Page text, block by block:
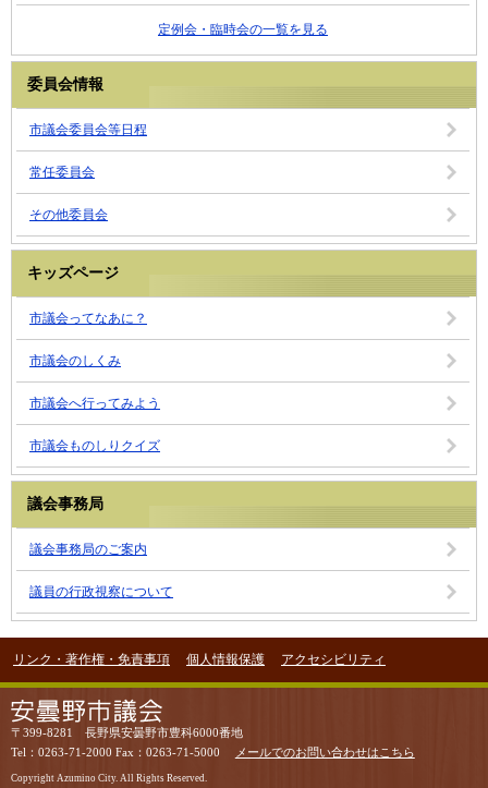
定例会・臨時会の一覧を見る
委員会情報
市議会委員会等日程
常任委員会
その他委員会
キッズページ
市議会ってなあに？
市議会のしくみ
市議会へ行ってみよう
市議会ものしりクイズ
議会事務局
議会事務局のご案内
議員の行政視察について
リンク・著作権・免責事項 個人情報保護 アクセシビリティ
〒399-8281 長野県安曇野市豊科6000番地
Tel：0263-71-2000 Fax：0263-71-5000
メールでのお問い合わせはこちら
Copyright Azumino City. All Rights Reserved.